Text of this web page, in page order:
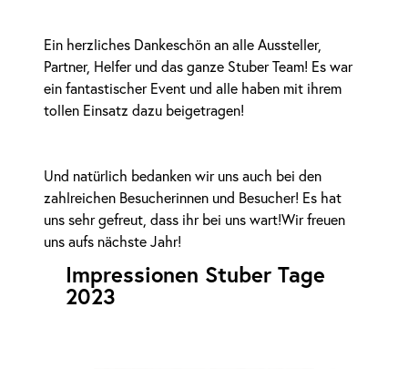
Ein herzliches Dankeschön an alle Aussteller,
Partner, Helfer und das ganze Stuber Team! Es war
ein fantastischer Event und alle haben mit ihrem
tollen Einsatz dazu beigetragen!
Und natürlich bedanken wir uns auch bei den
zahlreichen Besucherinnen und Besucher! Es hat
uns sehr gefreut, dass ihr bei uns wart!Wir freuen
uns aufs nächste Jahr!
Impressionen Stuber Tage
2023